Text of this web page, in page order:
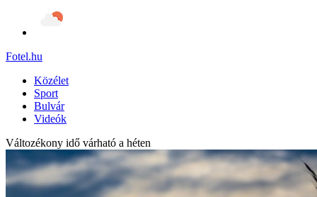
Fotel.hu
Közélet
Sport
Bulvár
Videók
Változékony idő várható a héten